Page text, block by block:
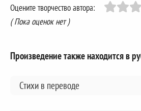
Оцените творчество автора:
( Пока оценок нет )
Произведение также находится в
Стихи в переводе